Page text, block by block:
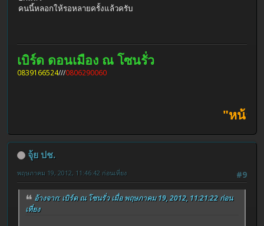
คนนี้หลอกให้รอหลายครั้งแล้วครับ
เบิร์ด ดอนเมือง ณ โซนรั่ว
0839166524///0806290060
"หน้าตาไ
จุ้ย ปช.
#9
พฤษภาคม 19, 2012, 11:46:42 ก่อนเที่ยง
อ้างจาก: เบิร์ด ณ โซนรั่ว เมื่อ พฤษภาคม 19, 2012, 11:21:22 ก่อน
เที่ยง